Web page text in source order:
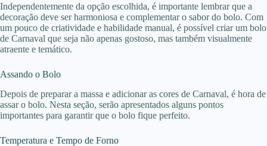
Independentemente da opção escolhida, é importante lembrar que a
decoração deve ser harmoniosa e complementar o sabor do bolo. Com
um pouco de criatividade e habilidade manual, é possível criar um bolo
de Carnaval que seja não apenas gostoso, mas também visualmente
atraente e temático.
Assando o Bolo
Depois de preparar a massa e adicionar as cores de Carnaval, é hora de
assar o bolo. Nesta seção, serão apresentados alguns pontos
importantes para garantir que o bolo fique perfeito.
Temperatura e Tempo de Forno